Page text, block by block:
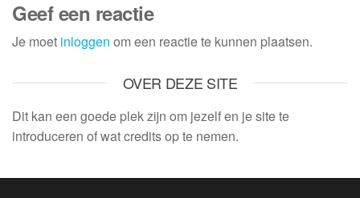
Geef een reactie
Je moet inloggen om een reactie te kunnen plaatsen.
OVER DEZE SITE
Dit kan een goede plek zijn om jezelf en je site te
introduceren of wat credits op te nemen.